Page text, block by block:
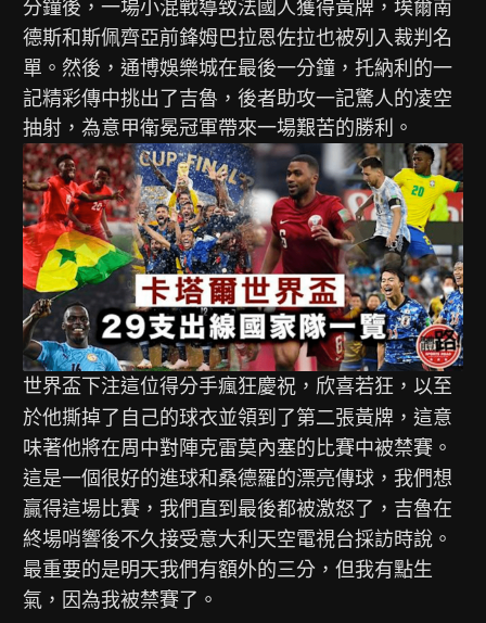
分鐘後，一場小混戰導致法國人獲得黃牌，埃爾南
德斯和斯佩齊亞前鋒姆巴拉恩佐拉也被列入裁判名
單。然後，通博娛樂城在最後一分鐘，托納利的一
記精彩傳中挑出了吉魯，後者助攻一記驚人的凌空
抽射，為意甲衛冕冠軍帶來一場艱苦的勝利。
世界盃下注這位得分手瘋狂慶祝，欣喜若狂，以至
於他撕掉了自己的球衣並領到了第二張黃牌，這意
味著他將在周中對陣克雷莫內塞的比賽中被禁賽。
這是一個很好的進球和桑德羅的漂亮傳球，我們想
贏得這場比賽，我們直到最後都被激怒了，吉魯在
終場哨響後不久接受意大利天空電視台採訪時說。
最重要的是明天我們有額外的三分，但我有點生
氣，因為我被禁賽了。